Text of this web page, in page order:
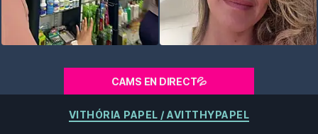
CAMS EN DIRECT💦
Catégories
VITHÓRIA PAPEL / AVITTHYPAPEL